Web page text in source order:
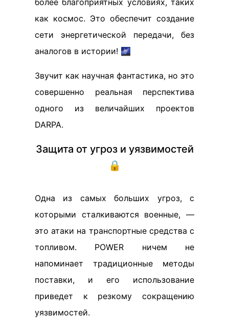
более благоприятных условиях, таких
как космос. Это обеспечит создание
сети энергетической передачи, без
аналогов в истории! 🌌
Звучит как научная фантастика, но это
совершенно реальная перспектива
одного из величайших проектов
DARPA.
Защита от угроз и уязвимостей
🔒
Одна из самых больших угроз, с
которыми сталкиваются военные, —
это атаки на транспортные средства с
топливом. POWER ничем не
напоминает традиционные методы
поставки, и его использование
приведет к резкому сокращению
уязвимостей.